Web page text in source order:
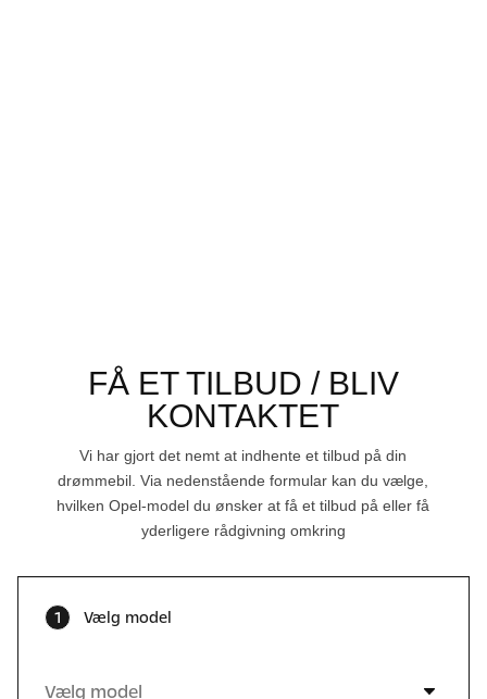
FÅ ET TILBUD / BLIV
KONTAKTET
Vi har gjort det nemt at indhente et tilbud på din
drømmebil. Via nedenstående formular kan du vælge,
hvilken Opel-model du ønsker at få et tilbud påeller få
yderligere rådgivning omkring